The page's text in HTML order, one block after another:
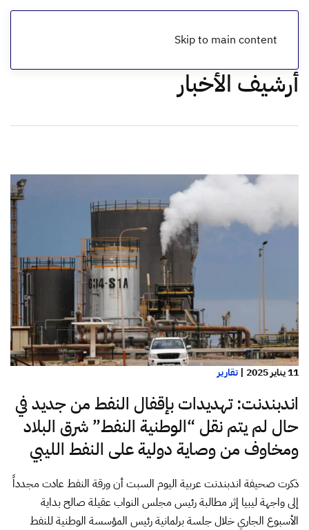
Skip to main content
أرشيف الأخبار
11 يناير 2025 |تقارير
اندبندنت: تهديدات بإقفال النفط من جديد في
حال لم يتم نقل “الوطنية النفط” شرق البلاد
ومخاوف من وصاية دولية على النفط الليبي
ذكرت صحيفة اندبندنت عربية اليوم السبت أن ورقة النفط عادت مجدداً
إلى واجهة ليبيا إثر مطالبة رئيس مجلس النواب عقيلة صالح بداية
الأسبوع الجاري خلال جلسة برلمانية رئيس المؤسسة الوطنية للنفط